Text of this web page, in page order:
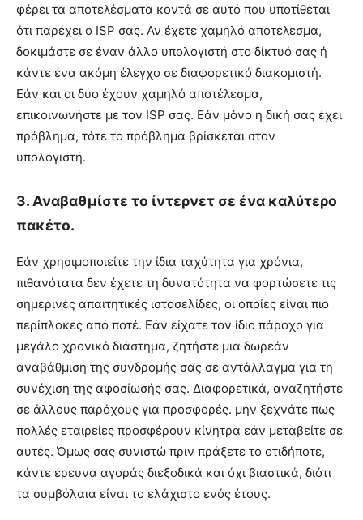
φέρει τα αποτελέσματα κοντά σε αυτό που υποτίθεται
ότι παρέχει ο ISP σας. Αν έχετε χαμηλό αποτέλεσμα,
δοκιμάστε σε έναν άλλο υπολογιστή στο δίκτυό σας ή
κάντε ένα ακόμη έλεγχο σε διαφορετικό διακομιστή.
Εάν και οι δύο έχουν χαμηλό αποτέλεσμα,
επικοινωνήστε με τον ISP σας. Εάν μόνο η δική σας έχει
πρόβλημα, τότε το πρόβλημα βρίσκεται στον
υπολογιστή.
3. Αναβαθμίστε το ίντερνετ σε ένα καλύτερο
πακέτο.
Εάν χρησιμοποιείτε την ίδια ταχύτητα για χρόνια,
πιθανότατα δεν έχετε τη δυνατότητα να φορτώσετε τις
σημερινές απαιτητικές ιστοσελίδες, οι οποίες είναι πιο
περίπλοκες από ποτέ. Εάν είχατε τον ίδιο πάροχο για
μεγάλο χρονικό διάστημα, ζητήστε μια δωρεάν
αναβάθμιση της συνδρομής σας σε αντάλλαγμα για τη
συνέχιση της αφοσίωσής σας. Διαφορετικά, αναζητήστε
σε άλλους παρόχους για προσφορές. μην ξεχνάτε πως
πολλές εταιρείες προσφέρουν κίνητρα εάν μεταβείτε σε
αυτές. Όμως σας συνιστώ πριν πράξετε το οτιδήποτε,
κάντε έρευνα αγοράς διεξοδικά και όχι βιαστικά, διότι
τα συμβόλαια είναι το ελάχιστο ενός έτους.